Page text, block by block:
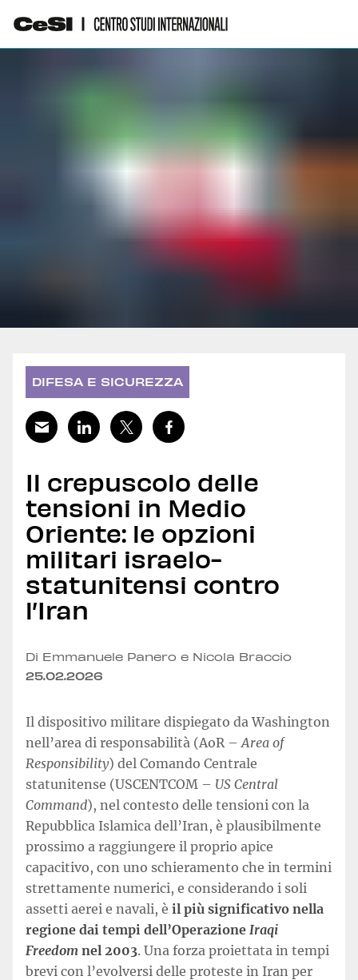
DIFESA E SICUREZZA
Il crepuscolo delle
tensioni in Medio
Oriente: le opzioni
militari israelo-
statunitensi contro
l’Iran
Di Emmanuele Panero e Nicola Braccio
25.02.2026
Il dispositivo militare dispiegato da Washington
nell’area di responsabilità (AoR –Area of
Responsibility) del Comando Centrale
statunitense (USCENTCOM – US Central
Command), nel contesto delle tensioni con la
Repubblica Islamica dell’Iran, è plausibilmente
prossimo a raggiungere il proprio apice
capacitivo, con uno schieramento che in termini
strettamente numerici, e considerando i soli
assetti aerei e navali, è il più significativo nella
regione dai tempi dell’Operazione Iraqi
Freedom nel 2003. Una forza proiettata in tempi
brevi con l’evolversi delle proteste in Iran per